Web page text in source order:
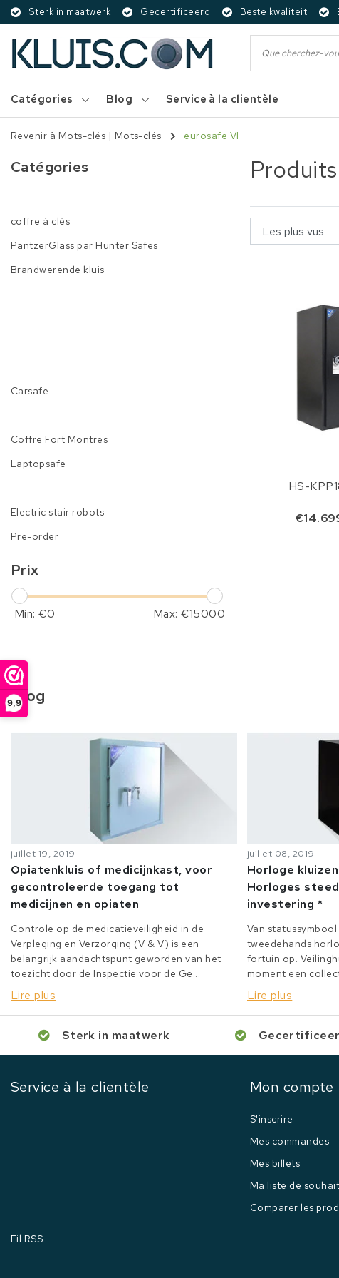
9,9
Sterk in maatwerk Gecertificeerd Beste kwaliteit
Catégories Blog Service à la clientèle
Revenir à Mots-clés | Mots-clés eurosafe VI
Catégories
coffre à clés
PantzerGlass par Hunter Safes
Brandwerende kluis
Carsafe
Coffre Fort Montres
Laptopsafe
Electric stair robots
Pre-order
Prix
Min: €0 Max: €15000
HS-
Blog
juillet 19, 2019
Opiatenkluis of medicijnkast, voor
gecontroleerde toegang tot
medicijnen en opiaten
Controle op de medicatieveiligheid in de
Verpleging en Verzorging (V & V) is een
belangrijk aandachtspunt geworden van het
toezicht door de Inspectie voor de Ge...
Lire plus
juillet 08, 2019
Horloge
Horloges
investering *
Van
tweedehands
fortuin op.
moment een
Lire plus
Sterk in maatwerk
Service à la clientèle
Fil RSS
Mon compte
S'inscrire
Mes commandes
Mes billets
Ma liste de
Comparer les